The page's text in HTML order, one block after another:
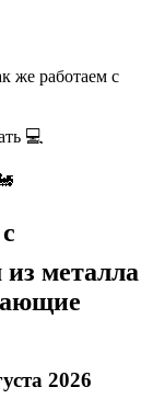
же работаем с
💻
металла
2026